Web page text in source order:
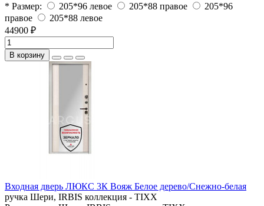
* Размер:
205*96 левое 205*88 правое
205*96
правое
205*88 левое
44900 ₽
В корзину
Входная дверь ЛЮКС 3К Вояж Белое дерево/Снежно-белая
ручка Шери, IRBIS коллекция - TIXX